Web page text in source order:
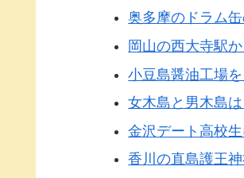
奥多摩のドラム
岡山の西大寺駅
小豆島醤油工場
女木島と男木島
金沢デート高校
香川の直島護王